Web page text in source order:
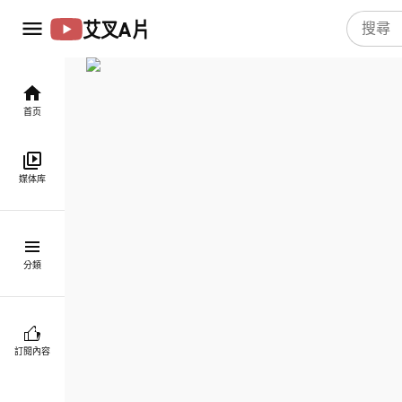
艾叉A片
首页
媒体库
分類
訂閱內容